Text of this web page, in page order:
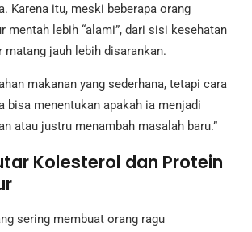
Karena itu, meski beberapa orang
mentah lebih “alami”, dari sisi kesehatan
matang jauh lebih disarankan.
makanan yang sederhana, tetapi cara
bisa menentukan apakah ia menjadi
atau justru menambah masalah baru.”
Kolesterol dan Protein
sering membuat orang ragu